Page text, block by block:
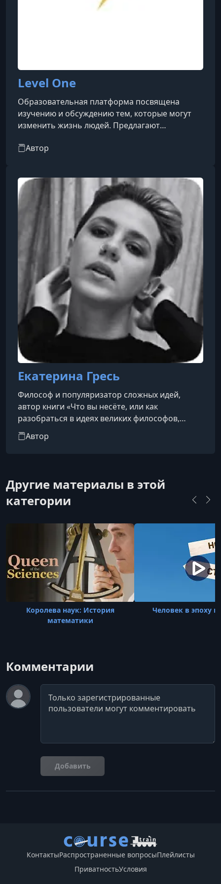
Level One
Образовательная платформа посвящена
изучению и обсуждению тем, которые могут
изменить жизнь людей. Предлагают
которые помогут вам расширить свои знания,
Автор
Екатерина Гресь
Философ и популяризатор сложных идей,
автор книги «Что вы несёте, или как
разобраться в идеях великих философов,
чтобы понять себя». Постоянный лектор
издательства «Бомбора», образовательного
Автор
Другие материалы в этой
категории
Королева наук: История
математики
Человек в эпоху
Комментарии
Комментарий
Добавить
КонтактыРаспространенные вопросыПлейлисты
ПриватностьУсловия